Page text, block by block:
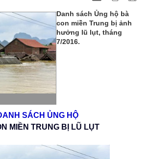
Danh sách Ủng hộ bà
con miền Trung bị ảnh
hưởng lũ lụt, tháng
7/2016.
SÁCH ỦNG HỘ
MIỀN TRUNG BỊ LŨ LỤT